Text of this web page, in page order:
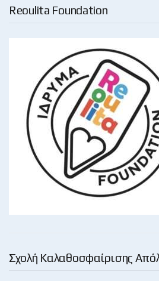
Reoulita Foundation
Σχολή Καλαθοσφαίρισης